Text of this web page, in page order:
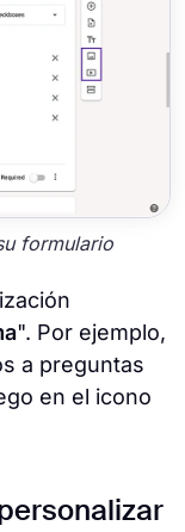
formulario
". Por ejemplo,
a preguntas
en el icono